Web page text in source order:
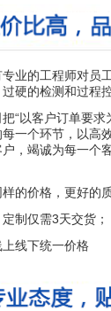
业的工程师对员
硬的检测和过程
“以客户订单要求
一个环节，以高
，竭诚为每一个
样的价格，更好的
制仅需3天交货；
线下统一价格